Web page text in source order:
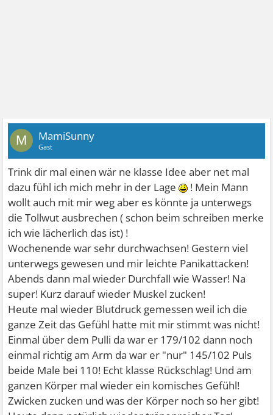
M MamiSunny
Gast
Trink dir mal einen wär ne klasse Idee aber net mal
dazu fühl ich mich mehr in der Lage
! Mein Mann
wollt auch mit mir weg aber es könnte ja unterwegs
die Tollwut ausbrechen ( schon beim schreiben merke
ich wie lächerlich das ist) !
Wochenende war sehr durchwachsen! Gestern viel
unterwegs gewesen und mir leichte Panikattacken!
Abends dann mal wieder Durchfall wie Wasser! Na
super! Kurz darauf wieder Muskel zucken!
Heute mal wieder Blutdruck gemessen weil ich die
ganze Zeit das Gefühl hatte mit mir stimmt was nicht!
Einmal über dem Pulli da war er 179/102 dann noch
einmal richtig am Arm da war er "nur" 145/102 Puls
beide Male bei 110! Echt klasse Rückschlag! Und am
ganzen Körper mal wieder ein komisches Gefühl!
Zwicken zucken und was der Körper noch so her gibt!